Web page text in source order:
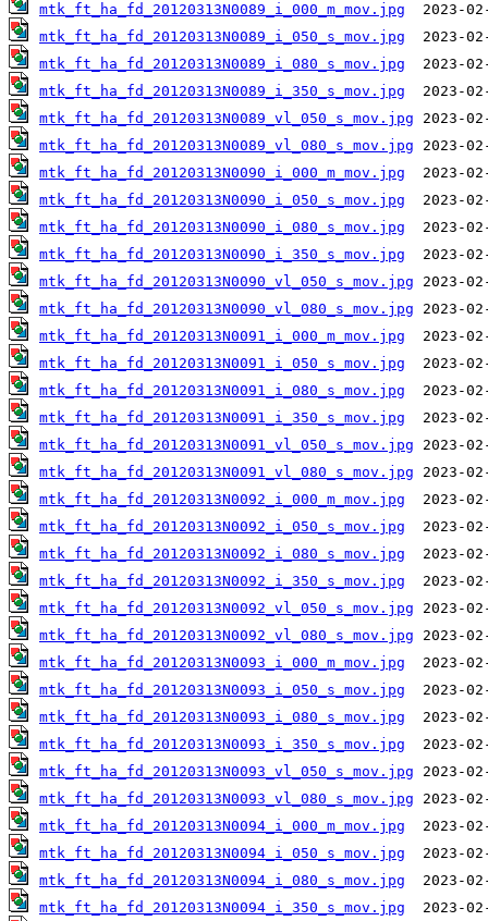
mtk_ft_ha_fd_20120313N0089_i_000_m_mov.jpg
mtk_ft_ha_fd_20120313N0089_i_050_s_mov.jpg
mtk_ft_ha_fd_20120313N0089_i_080_s_mov.jpg
mtk_ft_ha_fd_20120313N0089_i_350_s_mov.jpg
mtk_ft_ha_fd_20120313N0089_vl_050_s_mov.jpg
mtk_ft_ha_fd_20120313N0089_vl_080_s_mov.jpg
mtk_ft_ha_fd_20120313N0090_i_000_m_mov.jpg
mtk_ft_ha_fd_20120313N0090_i_050_s_mov.jpg
mtk_ft_ha_fd_20120313N0090_i_080_s_mov.jpg
mtk_ft_ha_fd_20120313N0090_i_350_s_mov.jpg
mtk_ft_ha_fd_20120313N0090_vl_050_s_mov.jpg
mtk_ft_ha_fd_20120313N0090_vl_080_s_mov.jpg
mtk_ft_ha_fd_20120313N0091_i_000_m_mov.jpg
mtk_ft_ha_fd_20120313N0091_i_050_s_mov.jpg
mtk_ft_ha_fd_20120313N0091_i_080_s_mov.jpg
mtk_ft_ha_fd_20120313N0091_i_350_s_mov.jpg
mtk_ft_ha_fd_20120313N0091_vl_050_s_mov.jpg
mtk_ft_ha_fd_20120313N0091_vl_080_s_mov.jpg
mtk_ft_ha_fd_20120313N0092_i_000_m_mov.jpg
mtk_ft_ha_fd_20120313N0092_i_050_s_mov.jpg
mtk_ft_ha_fd_20120313N0092_i_080_s_mov.jpg
mtk_ft_ha_fd_20120313N0092_i_350_s_mov.jpg
mtk_ft_ha_fd_20120313N0092_vl_050_s_mov.jpg
mtk_ft_ha_fd_20120313N0092_vl_080_s_mov.jpg
mtk_ft_ha_fd_20120313N0093_i_000_m_mov.jpg
mtk_ft_ha_fd_20120313N0093_i_050_s_mov.jpg
mtk_ft_ha_fd_20120313N0093_i_080_s_mov.jpg
mtk_ft_ha_fd_20120313N0093_i_350_s_mov.jpg
mtk_ft_ha_fd_20120313N0093_vl_050_s_mov.jpg
mtk_ft_ha_fd_20120313N0093_vl_080_s_mov.jpg
mtk_ft_ha_fd_20120313N0094_i_000_m_mov.jpg
mtk_ft_ha_fd_20120313N0094_i_050_s_mov.jpg
mtk_ft_ha_fd_20120313N0094_i_080_s_mov.jpg
mtk_ft_ha_fd_20120313N0094_i_350_s_mov.jpg